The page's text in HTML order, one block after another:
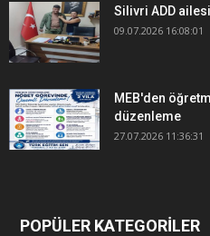
Silivri ADD
09.07.2026 16:08:01
MEB'den
düzenleme
27.07.2026 11:36:31
POPÜLER KATEGORİLER